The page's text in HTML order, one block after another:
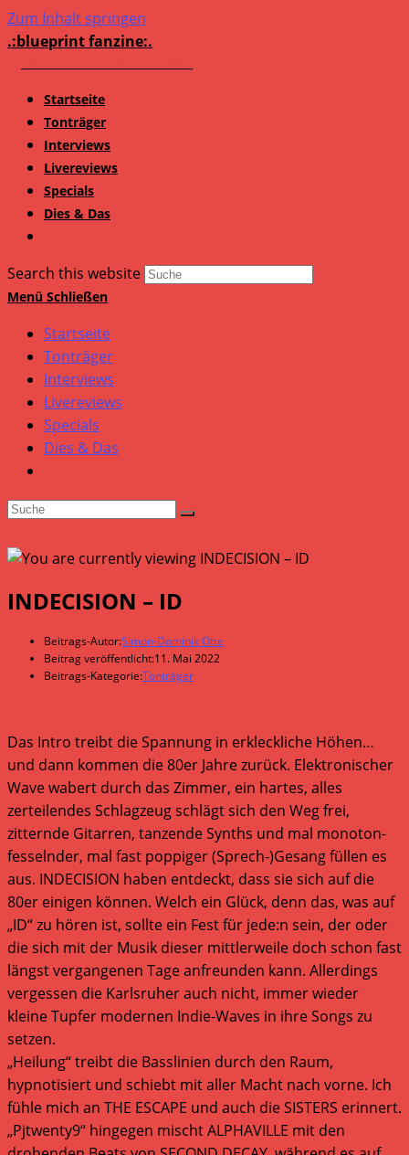
Zum Inhalt springen
.:blueprint fanzine:.
Startseite
Tonträger
Interviews
Livereviews
Specials
Dies & Das
Search this website
Menü Schließen
Startseite
Tonträger
Interviews
Livereviews
Specials
Dies & Das
INDECISION – ID
Beitrags-Autor:Simon-Dominik Otte
Beitrag veröffentlicht:11. Mai 2022
Beitrags-Kategorie:Tonträger
Das Intro treibt die Spannung in erkleckliche Höhen…
und dann kommen die 80er Jahre zurück. Elektronischer
Wave wabert durch das Zimmer, ein hartes, alles
zerteilendes Schlagzeug schlägt sich den Weg frei,
zitternde Gitarren, tanzende Synths und mal monoton-
fesselnder, mal fast poppiger (Sprech-)Gesang füllen es
aus. INDECISION haben entdeckt, dass sie sich auf die
80er einigen können. Welch ein Glück, denn das, was auf
„ID“ zu hören ist, sollte ein Fest für jede:n sein, der oder
die sich mit der Musik dieser mittlerweile doch schon fast
längst vergangenen Tage anfreunden kann. Allerdings
vergessen die Karlsruher auch nicht, immer wieder
kleine Tupfer modernen Indie-Waves in ihre Songs zu
setzen.
„Heilung“ treibt die Basslinien durch den Raum,
hypnotisiert und schiebt mit aller Macht nach vorne. Ich
fühle mich an THE ESCAPE und auch die SISTERS erinnert.
„Pjtwenty9“ hingegen mischt ALPHAVILLE mit den